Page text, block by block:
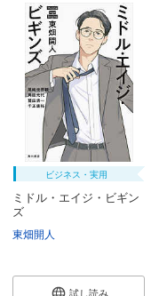
ビジネス・実用
ミドル・エイジ・ビギン
ズ
東畑開人
試し読み